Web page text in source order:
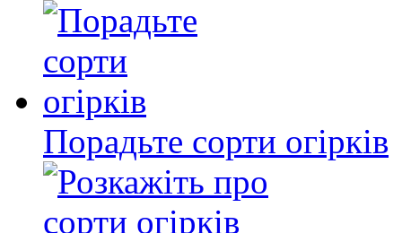
Порадьте сорти огірків